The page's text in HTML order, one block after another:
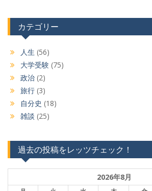
カテゴリー
人生 (56)
大学受験 (75)
政治 (2)
旅行 (3)
自分史 (18)
雑談 (25)
過去の投稿をレッツチェック！
2026年8月